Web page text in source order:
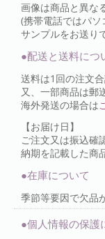
画像は商品と異な
(携帯電話ではパ
サンプルをお送り
●配送と送料につ
送料は1回の注文
又、一部商品は郵
海外発送の場合は
【お届け日】
ご注文又は振込確
納期を記載した商
●在庫について
季節等要因で欠品
●個人情報の保護